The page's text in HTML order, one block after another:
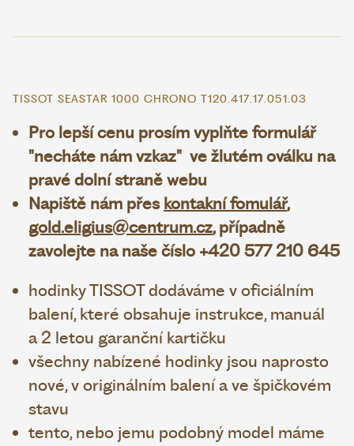
TISSOT SEASTAR 1000 CHRONO T120.417.17.051.03
Pro lepší cenu prosím vyplňte formulář
"necháte nám vzkaz" ve žlutém oválku na
pravé dolní straně webu
Napiště nám přes kontakní fomulář,
gold.eligius@centrum.cz, případně
zavolejte na naše číslo +420 577 210 645
hodinky TISSOT dodáváme v oficiálním
balení, které obsahuje instrukce, manuál
a 2 letou garanční kartičku
všechny nabízené hodinky jsou naprosto
nové, v originálním balení a ve špičkovém
stavu
tento, nebo jemu podobný model máme